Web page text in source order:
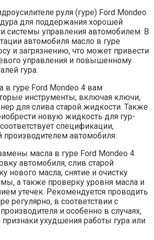
руля (гуре) Ford Mondeo
для поддержания хорошей
системы управления автомобилем. В
автомобиля масло в гуре
и загрязнению, что может привести
управления и повышенному
гура.
гуре Ford Mondeo 4 вам
инструменты, включая ключи,
для слива старой жидкости. Также
новую жидкость для гур-
спецификации,
автомобиля.
масла в гуре Ford Mondeo 4
автомобиля, слив старой
нового масла, снятие и очистку
а также проверку уровня масла и
утечек. Рекомендуется проводить
регулярно, в соответствии с
и особенно в случаях,
признаки ухудшения работы гура или